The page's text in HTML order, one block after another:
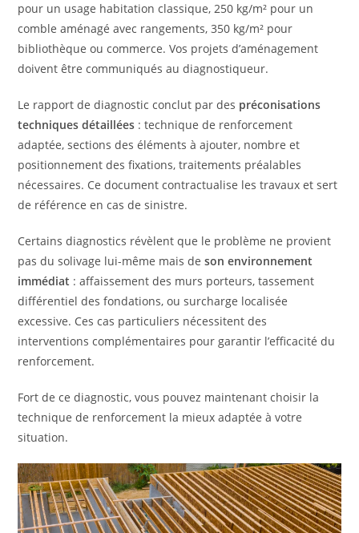
pour un usage habitation classique, 250 kg/m² pour un
comble aménagé avec rangements, 350 kg/m² pour
bibliothèque ou commerce. Vos projets d’aménagement
doivent être communiqués au diagnostiqueur.
Le rapport de diagnostic conclut par des préconisations
techniques détaillées : technique de renforcement
adaptée, sections des éléments à ajouter, nombre et
positionnement des fixations, traitements préalables
nécessaires. Ce document contractualise les travaux et sert
de référence en cas de sinistre.
Certains diagnostics révèlent que le problème ne provient
pas du solivage lui-même mais deson environnement
immédiat : affaissement des murs porteurs, tassement
différentiel des fondations, ou surcharge localisée
excessive. Ces cas particuliers nécessitent des
interventions complémentaires pour garantir l’efficacité du
renforcement.
Fort de ce diagnostic, vous pouvez maintenant choisir la
technique de renforcement la mieux adaptée à votre
situation.